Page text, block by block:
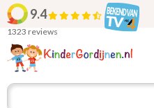
9.4
1323 reviews